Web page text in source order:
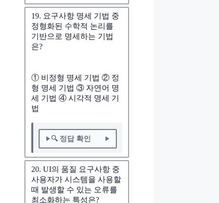
19. 요구사항 명세 기법 중
정형화된 수학적 논리를
기반으로 명세하는 기법
은?
① 비정형 명세 기법 ② 정
형 명세 기법 ③ 자연어 명
세 기법 ④ 시각적 명세 기
법
🔍 정답 확인
20. UI의 품질 요구사항 중
사용자가 시스템을 사용할
때 발생할 수 있는 오류를
최소화하는 특성은?